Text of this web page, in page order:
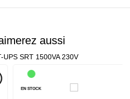
aussi
UPS SRT 1500VA 230V